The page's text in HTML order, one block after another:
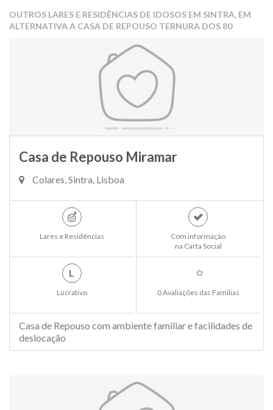
OUTROS LARES E RESIDÊNCIAS DE IDOSOS EM SINTRA, EM
ALTERNATIVA A CASA DE REPOUSO TERNURA DOS 80
Casa de Repouso Miramar
Colares, Sintra, Lisboa
Lares e Residências
Com informação
na Carta Social
L
Lucrativo 0 Avaliações das Familias
Casa de Repouso com ambiente familiar e facilidades de
deslocação